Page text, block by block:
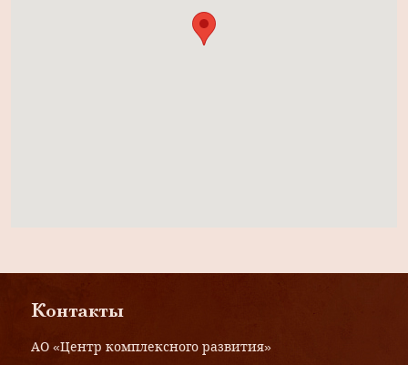
Контакты
АО «Центр комплексного развития»